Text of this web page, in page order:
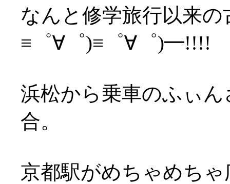
なんと修学旅行以来
≡゜∀゜)≡゜∀゜)━!!!!
浜松から乗車のふぃ
合。
京都駅がめちゃめち